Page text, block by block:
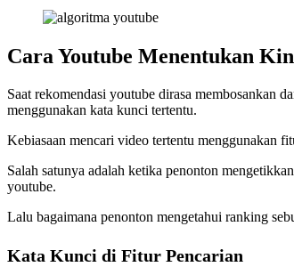
Cara Youtube Menentukan
Saat rekomendasi youtube dirasa membosankan
menggunakan kata kunci tertentu.
Kebiasaan mencari video tertentu menggunakan
Salah satunya adalah ketika penonton
youtube.
Lalu bagaimana penonton mengetahui ranking
Kata Kunci di Fitur Pencarian